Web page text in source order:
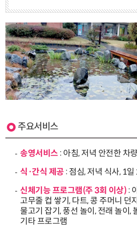
주요서비스
송영서비스 : 아침, 저녁 안전한 차
식·간식 제공 : 점심, 저녁 식사, 1
신체기능 프로그램(주 3회 이상) :
고무줄 컵 쌓기, 다트, 콩 주머니 던
물고기 잡기, 풍선 놀이, 전래 놀이,
기타 프로그램